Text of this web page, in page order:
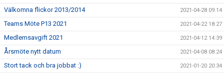
Välkomna flickor 2013/2014 2021-04-28 09:14
Teams Möte P13 2021 2021-04-22 18:27
Medlemsavgift 2021 2021-04-12 14:39
Årsmöte nytt datum 2021-04-08 08:24
Stort tack och bra jobbat :) 2021-01-20 20:34